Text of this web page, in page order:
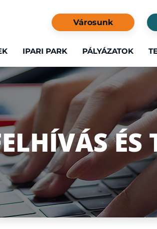
Városunk
IPARI PARK PÁLYÁZATOK